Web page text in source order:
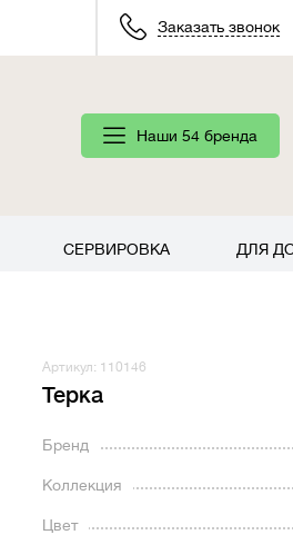
Заказать звонок
Наши 54 бренда
СЕРВИРОВКА ДЛЯ
Артикул: 110146
Терка
Бренд
Коллекция
Цвет